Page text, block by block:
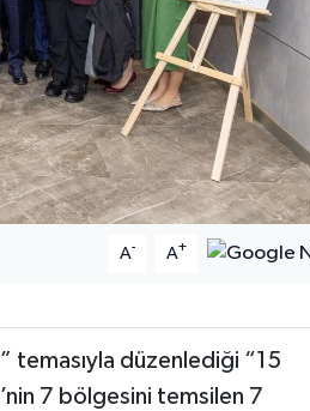
A- A+
temasıyla düzenlediği “15
7 bölgesini temsilen 7